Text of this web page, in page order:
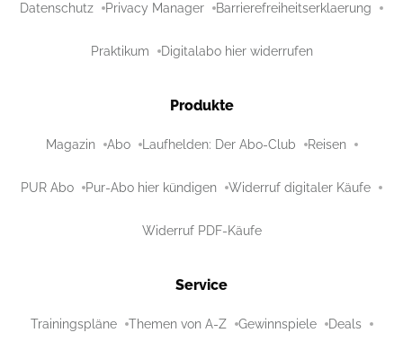
Datenschutz Privacy Manager Barrierefreiheitserklaerung
Praktikum Digitalabo hier widerrufen
Produkte
Magazin Abo Laufhelden: Der Abo-Club Reisen
PUR Abo Pur-Abo hier kündigen Widerruf digitaler Käufe
Widerruf PDF-Käufe
Service
Trainingspläne Themen von A-Z Gewinnspiele Deals